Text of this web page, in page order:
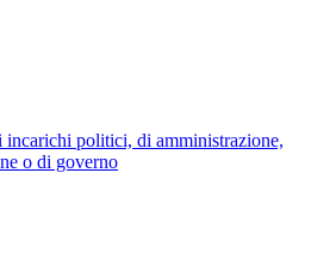
incarichi politici, di amministrazione,
o di governo